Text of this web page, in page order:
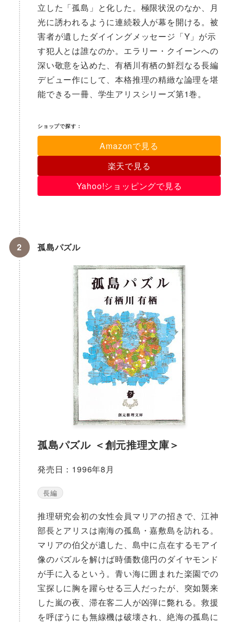
立した「孤島」と化した。極限状況のなか、月
光に誘われるように連続殺人が幕を開ける。被
害者が遺したダイイングメッセージ「Y」が示
す犯人とは誰なのか。エラリー・クイーンへの
深い敬意を込めた、有栖川有栖の鮮烈なる長編
デビュー作にして、本格推理の精緻な論理を堪
能できる一冊、学生アリスシリーズ第1巻。
ショップで探す：
Amazonで見る
楽天で見る
Yahoo!ショッピングで見る
孤島パズル
孤島パズル ＜創元推理文庫＞
発売日：1996年8月
長編
推理研究会初の女性会員マリアの招きで、江神
部長とアリスは南海の孤島・嘉敷島を訪れる。
マリアの伯父が遺した、島中に点在するモアイ
像のパズルを解けば時価数億円のダイヤモンド
が手に入るという。青い海に囲まれた楽園での
宝探しに胸を躍らせる三人だったが、突如襲来
した嵐の夜、滞在客二人が凶弾に斃れる。救援
を呼ぼうにも無線機は破壊され、絶海の孤島に